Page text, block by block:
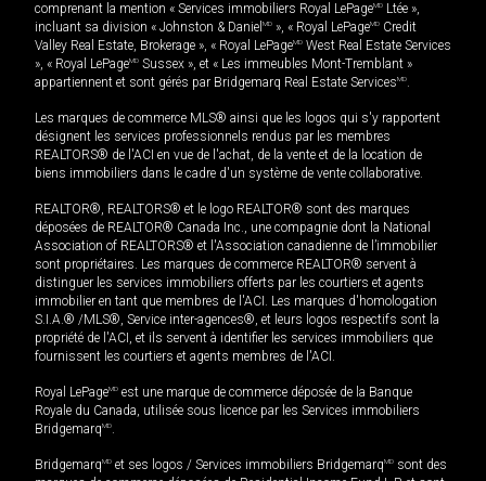
comprenant la mention « Services immobiliers Royal LePageMD Ltée »,
incluant sa division « Johnston & Daniel MD », « Royal LePageMD Credit
Valley Real Estate, Brokerage », « Royal LePageMD West Real Estate Services
», « Royal LePageMD Sussex », et « Les immeubles Mont-Tremblant »
appartiennent et sont gérés par Bridgemarq Real Estate ServicesMD.
Les marques de commerce MLS® ainsi que les logos qui s'y rapportent
désignent les services professionnels rendus par les membres
REALTORS® de l'ACI en vue de l'achat, de la vente et de la location de
biens immobiliers dans le cadre d'un système de vente collaborative.
REALTOR®, REALTORS® et le logo REALTOR® sont des marques
déposées de REALTOR® Canada Inc., une compagnie dont la National
Association of REALTORS® et l'Association canadienne de l’immobilier
sont propriétaires. Les marques de commerce REALTOR® servent à
distinguer les services immobiliers offerts par les courtiers et agents
immobilier en tant que membres de l'ACI. Les marques d'homologation
S.I.A.® /MLS®, Service inter-agences®, et leurs logos respectifs sont la
propriété de l'ACI, et ils servent à identifier les services immobiliers que
fournissent les courtiers et agents membres de l'ACI.
Royal LePageMD est une marque de commerce déposée de la Banque
Royale du Canada, utilisée sous licence par les Services immobiliers
BridgemarqMD.
BridgemarqMD et ses logos / Services immobiliers BridgemarqMD sont des